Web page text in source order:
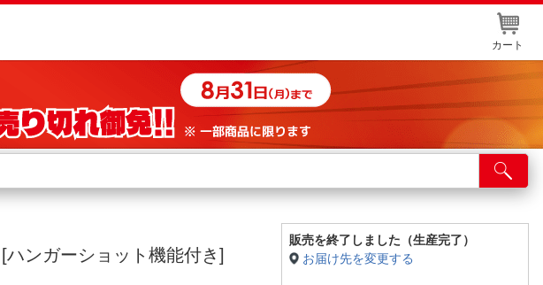
カート
店舗サービス
ネット取り置き
店舗情報・店舗一覧
ンガーショット機能付き]
販売を終了しました（生産完了）
お届け先を変更する